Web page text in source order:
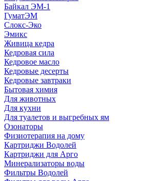
Байкал ЭМ-1
ГуматЭМ
Слокс-Эко
Эмикс
Живица кедра
Кедровая сила
Кедровое масло
Кедровые десерты
Кедровые завтраки
Бытовая химия
Для животных
Для кухни
Для туалетов и выгребных ям
Озонаторы
Физиотерапия на дому
Картриджи Водолей
Картриджи для Арго
Минерализаторы воды
Фильтры Водолей